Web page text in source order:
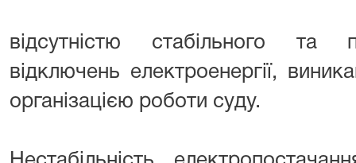
відсутністю стабільного та
відключень електроенергії,
організацією роботи суду.